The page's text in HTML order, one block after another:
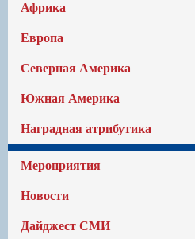
Африка
Европа
Северная Америка
Южная Америка
Наградная атрибутика
Мероприятия
Новости
Дайджест СМИ